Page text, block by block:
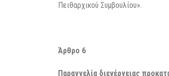
Πειθαρχικού Συμβουλίου».
Άρθρο 6
Παραγγελία διενέργειας